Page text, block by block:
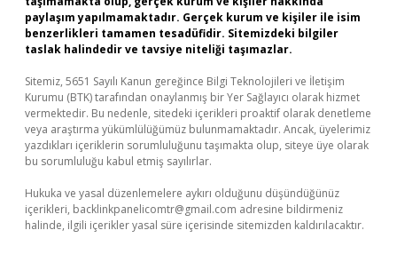
paylaşım yapılmamaktadır. Gerçek kurum ve kişiler ile isim
benzerlikleri tamamen tesadüfidir. Sitemizdeki bilgiler
taslak halindedir ve tavsiye niteliği taşımazlar.
Sitemiz, 5651 Sayılı Kanun gereğince Bilgi Teknolojileri ve İletişim
Kurumu (BTK) tarafından onaylanmış bir Yer Sağlayıcı olarak hizmet
vermektedir. Bu nedenle, sitedeki içerikleri proaktif olarak denetleme
veya araştırma yükümlülüğümüz bulunmamaktadır. Ancak, üyelerimiz
yazdıkları içeriklerin sorumluluğunu taşımakta olup, siteye üye olarak
bu sorumluluğu kabul etmiş sayılırlar.
Hukuka ve yasal düzenlemelere aykırı olduğunu düşündüğünüz
içerikleri, backlinkpanelicomtr@gmail.com adresine bildirmeniz
halinde, ilgili içerikler yasal süre içerisinde sitemizden kaldırılacaktır.